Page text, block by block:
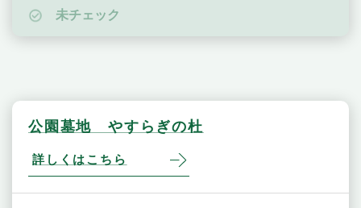
未チェック
公園墓地 やすらぎの杜
詳しくはこちら